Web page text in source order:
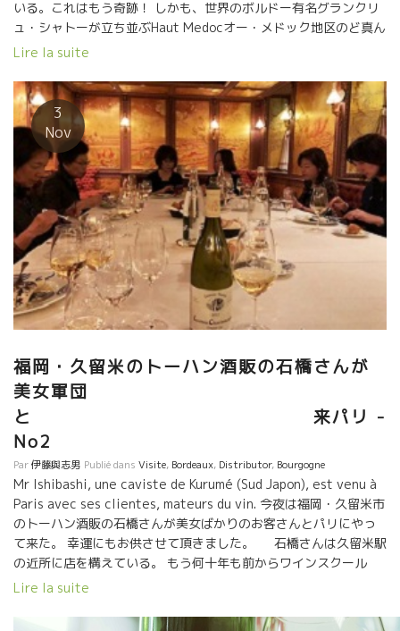
（Poupilleのワイン、日本での問い合わせはモトックス社で
す。）
いる。これはもう奇跡！ しかも、世界のボルドー有名グランクリ
ュ・シャトーが立ち並ぶHaut Medocオー・メドック地区のど真ん
中である。 栽培は草を倒して藁のようにして土に混ぜこんで土壌
をつくっている。 耕すのはすべて馬でやる。何故なら、１５０年
前は葡萄木と葡萄木の間隔が狭すぎてトラクターが入れない。 こ
んな世界遺産級の葡萄園がオー・メドックに残っていたこと自体
が奇跡的出来事だし、過去から我々に何かメッセージを送ってい
るのに違いないと思ってしまう。 そんな畑を耕して我々に貴重な
数百本のワインを提供してくれるのは、二人の女性です。
Pascale Choimeパスカル・ショワメさん、 Laurence Alias ロー
ランス・アリアスさんの二人。 年間８００本も取れないこの畑。
周りの人達は忠告してくれる。 『古木過ぎて生産性が悪いから、
引き抜いて若い木に植え替えた方がいい！！』 でも、この二人
は、１５０年間のフィロキセラ虫にも耐え抜いてきた葡萄達を尊
敬している。だから、植え替えない。 そして、１５０年間もこの
お金が流れるメドックの中心でこの畑を守り抜いてきた先人達も
した企業があったに違いない。 お金に動かない心を持った農家が
何代も続けてきた貴重な畑。 色んな誘惑に耐えてこの世界遺産級
の葡萄園が存在している。 Closeries des Moussisクロスリ・
デ・ムシス醸造 この奇跡の葡萄園から造られるワインはこれで
す。 ★Baragane バラガン １５０歳の１３種類の品種が混植さ
れている畑からとれた葡萄を仕込んだもの。 １５０年前はメドッ
クと云えども色んな品種の混植だったんです。これがメドック・
ワインの原型です。 何事も原点、原型を知ることは大切です。こ
の原型からどうして今のようなメドックになっていったか？ 過去
からのメッセージを想像しながら飲むだけでも、楽しい。メドッ
クの１５０年の歴史が映し出される。 クロスリ・デ・ムシス醸造
ます。 巨大有名シャトーの中で、小さな小さな蔵で魂を込めて造
っています。 （問合せはサンフォニー社）
Lire la suite
3
Nov
福岡・久留米のトーハン酒販の石橋さんが
美女軍団
と 来パリ -
No2
Par伊藤與志男 Publié dans Visite, Bordeaux, Distributor, Bourgogne
Mr Ishibashi, une caviste de Kurumé (Sud Japon), est venu à
Paris avec ses clientes, mateurs du vin. 今夜は福岡・久留米市
のトーハン酒販の石橋さんが美女ばかりのお客さんとパリにやっ
て来た。 幸運にもお供させて頂きました。 石橋さんは久留米駅
の近所に店を構えている。 もう何十年も前からワインスクール
“和飲学園” をやっている。 ワインスクールのお客さんと時々フラ
ボルドーに5日間も滞在して来た。 最後にパリに来て、ブルゴー
Lire la suite